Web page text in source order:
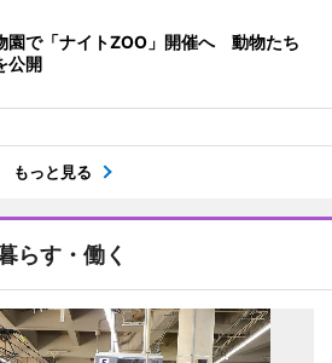
園で「ナイトZOO」開催へ 動物たち
公開
もっと見る
らす・働く